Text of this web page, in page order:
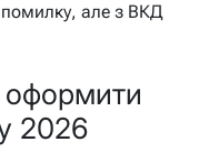
помилку, але з ВКД
оформити
2026